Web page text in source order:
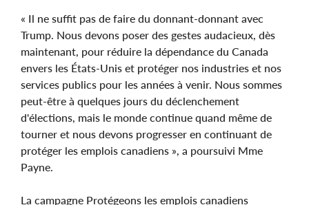
« Il ne suffit pas de faire du donnant-donnant avec
Trump. Nous devons poser des gestes audacieux, dès
maintenant, pour réduire la dépendance du Canada
envers les États-Unis et protéger nos industries et nos
services publics pour les années à venir. Nous sommes
peut-être à quelques jours du déclenchement
d'élections, mais le monde continue quand même de
tourner et nous devons progresser en continuant de
protéger les emplois canadiens », a poursuivi Mme
Payne.
La campagne Protégeons les emplois canadiens